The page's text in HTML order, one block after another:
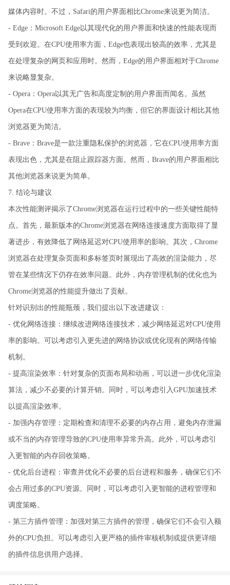
媒体内容时。不过，Safari的用户界面相比Chrome来说更为简洁。
- Edge：Microsoft Edge以其现代化的用户界面和快速的性能表现而
受到欢迎。在CPU使用率方面，Edge也表现出较高的效率，尤其是
在处理复杂的网页和应用时。然而，Edge的用户界面相对于Chrome
来说略显复杂。
- Opera：Opera以其无广告和高度定制的用户界面而闻名。虽然
Opera在CPU使用率方面的表现较为均衡，但它的界面设计相比其他
浏览器更为简洁。
- Brave：Brave是一款注重隐私保护的浏览器，它在CPU使用率方面
表现出色，尤其是在阻止跟踪器方面。然而，Brave的用户界面相比
其他浏览器来说更为简单。
7. 结论与建议
本次性能测评揭示了Chrome浏览器在运行过程中的一些关键性能特
点。首先，最新版本的Chrome浏览器在网络连接速度方面取得了显
著进步，有效降低了网络延迟对CPU使用率的影响。其次，Chrome
浏览器在处理复杂页面和多标签页时展现出了高效的渲染能力，尽
管在某些情况下仍存在效率问题。此外，内存管理机制的优化也为
Chrome浏览器的性能提升做出了贡献。
针对识别出的性能瓶颈，我们提出以下改进建议：
- 优化网络连接：继续改进网络连接技术，减少网络延迟对CPU使用
率的影响。可以考虑引入更先进的网络协议或优化现有的网络传输
机制。
- 提高渲染效率：针对复杂的页面布局和动画，可以进一步优化渲染
算法，减少不必要的计算开销。同时，可以考虑引入GPU加速技术
以提高渲染效率。
- 加强内存管理：定期检查和清理不必要的内存占用，避免内存泄漏
或不当的内存管理导致的CPU使用率异常升高。此外，可以考虑引
入更智能的内存回收策略。
- 优化后台进程：审查并优化不必要的后台进程和服务，确保它们不
会占用过多的CPU资源。同时，可以考虑引入更智能的进程管理和
调度策略。
- 第三方插件管理：加强对第三方插件的管理，确保它们不会引入额
外的CPU负担。可以考虑引入更严格的插件审核机制或提供更详细
的插件信息供用户选择。